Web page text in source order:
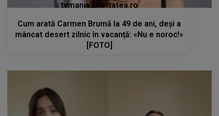
tvmania.libertatea.ro
Cum arată Carmen Brumă la 49 de ani, deși a
mâncat desert zilnic în vacanță: «Nu e noroc!»
[FOTO]